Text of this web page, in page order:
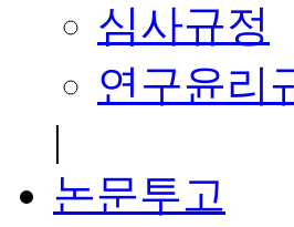
심사규정
연구윤리
|
논문투고